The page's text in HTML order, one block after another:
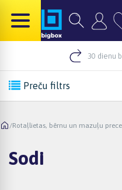
30 dienu
Preču filtrs
/Rotaļlietas, bērnu un mazuļu
Sodi